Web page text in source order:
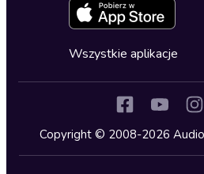
Kryminały
Lektury szkolne
Zapowiedzi
Cykle audiobooków
Wszystkie aplikacje
Copyright © 2008-2026